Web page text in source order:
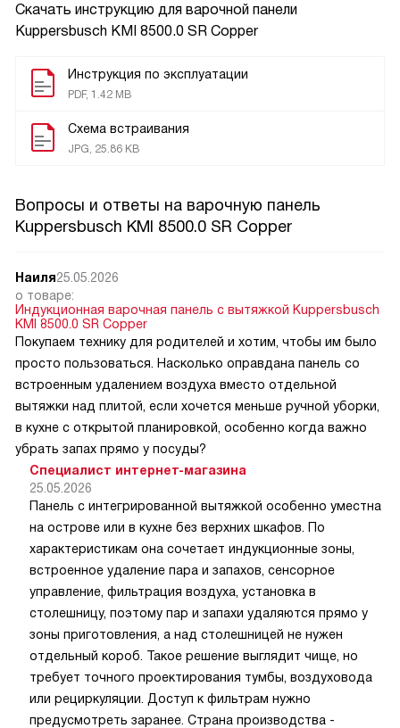
Скачать инструкцию для варочной панели
Kuppersbusch KMI 8500.0 SR Copper
Инструкция по эксплуатации
PDF, 1.42 MB
Схема встраивания
JPG, 25.86 KB
Вопросы и ответы на варочную панель
Kuppersbusch KMI 8500.0 SR Copper
Наиля25.05.2026
о товаре:
Индукционная варочная панель с вытяжкой Kuppersbusch
KMI 8500.0 SR Copper
Покупаем технику для родителей и хотим, чтобы им было
просто пользоваться. Насколько оправдана панель со
встроенным удалением воздуха вместо отдельной
вытяжки над плитой, если хочется меньше ручной уборки,
в кухне с открытой планировкой, особенно когда важно
убрать запах прямо у посуды?
Специалист интернет-магазина
25.05.2026
Панель с интегрированной вытяжкой особенно уместна
на острове или в кухне без верхних шкафов. По
характеристикам она сочетает индукционные зоны,
встроенное удаление пара и запахов, сенсорное
управление, фильтрация воздуха, установка в
столешницу, поэтому пар и запахи удаляются прямо у
зоны приготовления, а над столешницей не нужен
отдельный короб. Такое решение выглядит чище, но
требует точного проектирования тумбы, воздуховода
или рециркуляции. Доступ к фильтрам нужно
предусмотреть заранее. Страна производства -